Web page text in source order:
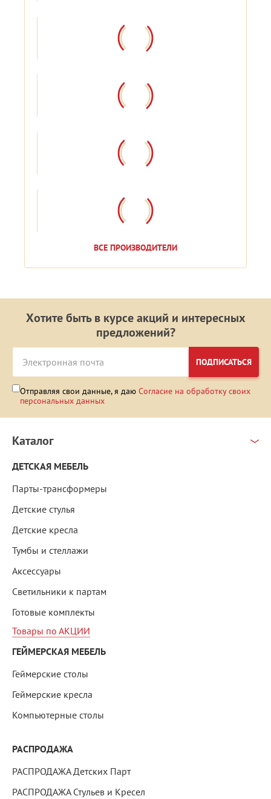
ВСЕ ПРОИЗВОДИТЕЛИ
Хотите быть в курсе акций и интересных
предложений?
ПОДПИСАТЬСЯ
Отправляя свои данные, я даю Согласие на обработку своих
персональных данных
Каталог
ДЕТСКАЯ МЕБЕЛЬ
Парты-трансформеры
Детские стулья
Детские кресла
Тумбы и стеллажи
Аксессуары
Светильники к партам
Готовые комплекты
Товары по АКЦИИ
ГЕЙМЕРСКАЯ МЕБЕЛЬ
Геймерские столы
Геймерские кресла
Компьютерные столы
РАСПРОДАЖА
РАСПРОДАЖА Детских Парт
РАСПРОДАЖА Стульев и Кресел